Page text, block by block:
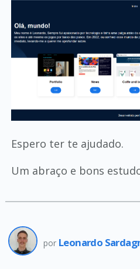
Espero ter te ajudado.
Um abraço e bons
por Leonardo